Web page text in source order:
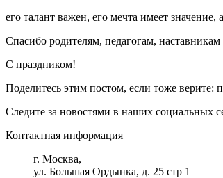
его талант важен, его мечта имеет значение,
Спасибо родителям, педагогам,
С праздником!
Поделитесь этим постом, если тоже верите:
Следите за новостями в наших социальных
Контактная информация
г. Москва,
ул. Большая Ордынка, д. 25 стр 1